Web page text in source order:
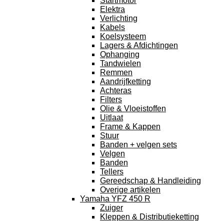
Elektra
Verlichting
Kabels
Koelsysteem
Lagers & Afdichtingen
Ophanging
Tandwielen
Remmen
Aandrijfketting
Achteras
Filters
Olie & Vloeistoffen
Uitlaat
Frame & Kappen
Stuur
Banden + velgen sets
Velgen
Banden
Tellers
Gereedschap & Handleiding
Overige artikelen
Yamaha YFZ 450 R
Zuiger
Kleppen & Distributieketting